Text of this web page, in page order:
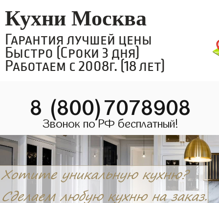
Кухни Москва
Гарантия лучшей цены
Быстро (Сроки 3 дня)
Работаем с 2008г. (18 лет)
8 (800)7078908
Звонок по РФ бесплатный!